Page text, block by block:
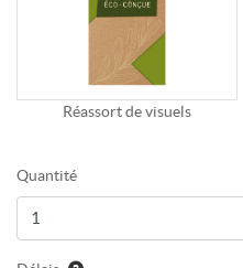
Réassort de visuels
Quantité